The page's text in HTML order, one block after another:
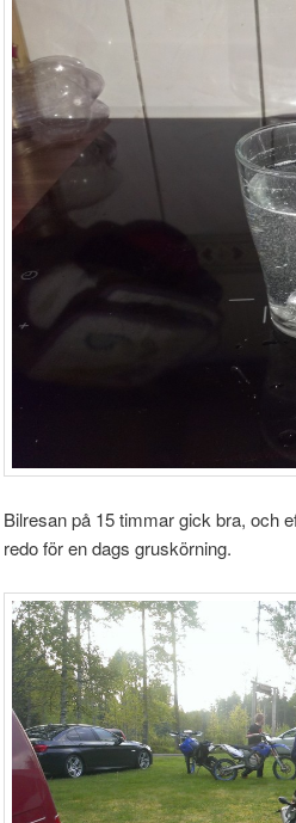
Bilresan på 15 timmar gick bra, och
redo för en dags gruskörning.